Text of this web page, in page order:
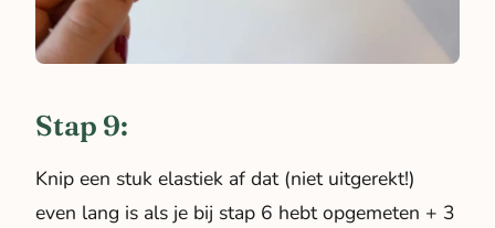
Stap 9:
Knip een stuk elastiek af dat (niet uitgerekt!)
even lang is als je bij stap 6 hebt opgemeten + 3